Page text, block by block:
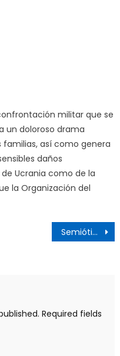
confrontación militar que se
un doloroso drama
así como genera
daños
Ucrania como de la
la Organización del
Semiótica de «las Mañaneras»
Required fields